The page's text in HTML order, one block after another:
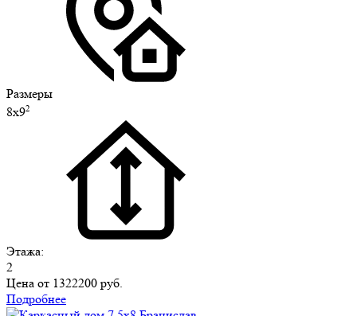
Размеры
8х92
Этажа:
2
Цена от 1322200 руб.
Подробнее